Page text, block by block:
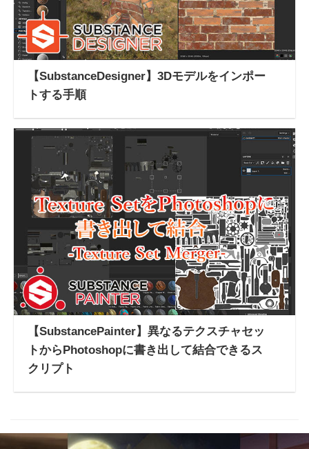
【SubstanceDesigner】3Dモデルをインポー
トする手順
【SubstancePainter】異なるテクスチャセッ
トからPhotoshopに書き出して結合できるス
クリプト